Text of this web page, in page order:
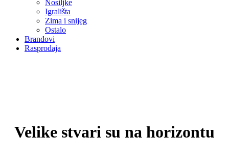
Nosiljke
Igrališta
Zima i snijeg
Ostalo
Brandovi
Rasprodaja
Velike stvari su na horizontu